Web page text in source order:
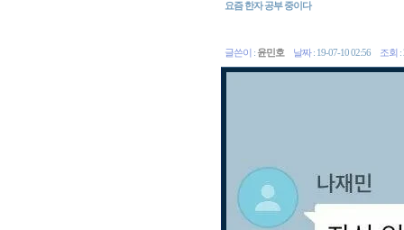
요즘 한자 공부 중이다
글쓴이 : 윤민호 날짜: 19-07-10 02:56 조회